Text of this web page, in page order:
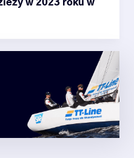
w 2023 roku w